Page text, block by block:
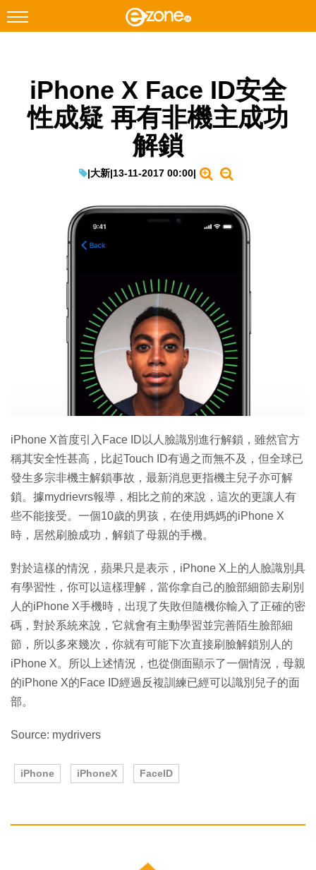
Facebook Instagram
科技焦點
生成式AI與雲端應用
Enterprise Digital Transformation
iPhone X Face ID安全
性成疑 再有非機主成功
解鎖
|大新|13-11-2017 00:00|
iPhone X首度引入Face ID以人臉識別進行解鎖，雖然官方
稱其安全性甚高，比起Touch ID有過之而無不及，但全球已
發生多宗非機主解鎖事故，最新消息更指機主兒子亦可解
鎖。據mydrievrs報導，相比之前的來說，這次的更讓人有
些不能接受。一個10歲的男孩，在使用媽媽的iPhone X
時，居然刷臉成功，解鎖了母親的手機。
對於這樣的情況，蘋果只是表示，iPhone X上的人臉識別具
有學習性，你可以這樣理解，當你拿自己的臉部細節去刷別
人的iPhone X手機時，出現了失敗但隨機你輸入了正確的密
碼，對於系統來說，它就會有主動學習並完善陌生臉部細
節，所以多來幾次，你就有可能下次直接刷臉解鎖別人的
iPhone X。所以上述情況，也從側面顯示了一個情況，母親
的iPhone X的Face ID經過反複訓練已經可以識別兒子的面
部。
Source: mydrivers
iPhone iPhoneX FaceID